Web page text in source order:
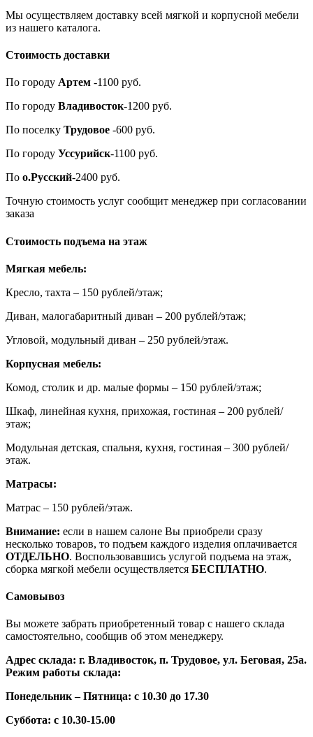
Мы осуществляем доставку всей мягкой и корпусной мебели
из нашего каталога.
Стоимость доставки
По городу Артем -1100 руб.
По городу Владивосток-1200 руб.
По поселку Трудовое -600 руб.
По городу Уссурийск-1100 руб.
По о.Русский-2400 руб.
Точную стоимость услуг сообщит менеджер при согласовании
заказа
Стоимость подъема на этаж
Мягкая мебель:
Кресло, тахта – 150 рублей/этаж;
Диван, малогабаритный диван – 200 рублей/этаж;
Угловой, модульный диван – 250 рублей/этаж.
Корпусная мебель:
Комод, столик и др. малые формы – 150 рублей/этаж;
Шкаф, линейная кухня, прихожая, гостиная – 200 рублей/
этаж;
Модульная детская, спальня, кухня, гостиная – 300 рублей/
этаж.
Матрасы:
Матрас – 150 рублей/этаж.
Внимание: если в нашем салоне Вы приобрели сразу
несколько товаров, то подъем каждого изделия оплачивается
ОТДЕЛЬНО. Воспользовавшись услугой подъема на этаж,
сборка мягкой мебели осуществляется БЕСПЛАТНО.
Самовывоз
Вы можете забрать приобретенный товар с нашего склада
самостоятельно, сообщив об этом менеджеру.
Адрес склада: г. Владивосток, п. Трудовое, ул. Беговая, 25а.
Режим работы склада:
Понедельник – Пятница: с 10.30 до 17.30
Суббота: с 10.30-15.00